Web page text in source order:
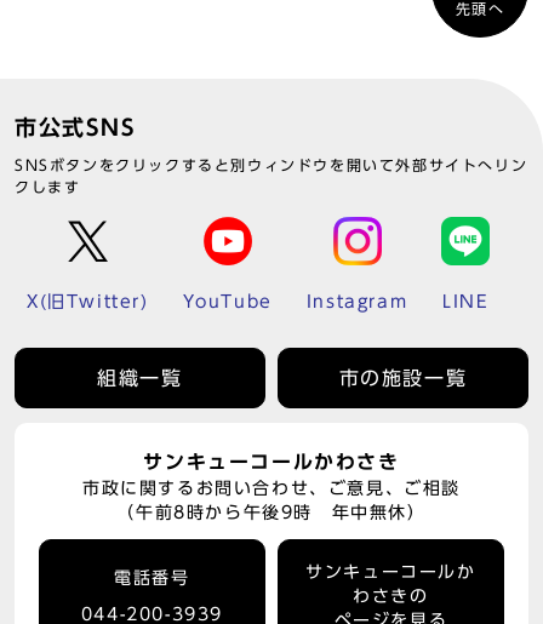
先頭へ
市公式SNS
SNSボタンをクリックすると別ウィンドウを開いて外部サイトへリン
クします
X(旧Twitter) YouTube Instagram LINE
組織一覧 市の施設一覧
サンキューコールかわさき
市政に関するお問い合わせ、ご意見、ご相談
（午前8時から午後9時 年中無休）
電話番号
044-200-3939
サンキューコールか
わさきの
ページを見る